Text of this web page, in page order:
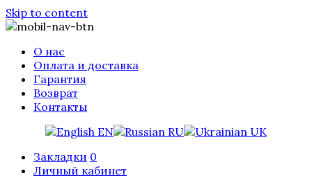
Skip to content
О нас
Оплата и доставка
Гарантия
Возврат
Контакты
EN
RU
UK
Закладки 0
Личный кабинет